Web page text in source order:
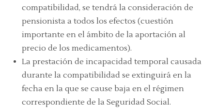
compatibilidad, se tendrá la consideración de
pensionista a todos los efectos (cuestión
importante en el ámbito de la aportación al
precio de los medicamentos).
La prestación de incapacidad temporal causada
durante la compatibilidad se extinguirá en la
fecha en la que se cause baja en el régimen
correspondiente de la Seguridad Social.